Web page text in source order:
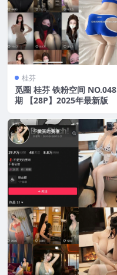
桂芬
觅圈 桂芬 铁粉空间 NO.048
期 【28P】2025年最新版